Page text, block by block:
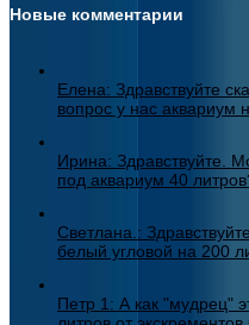
Новые комментарии
Елена: Здравствуйте
вопрос у нас аквариум
Ирина: Здравствуйте.
под аквариум 40
Светлана.:
белый угловой на 200
Петр 1: А как "мудрец"